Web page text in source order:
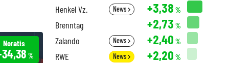
Noratis
%
Henkel Vz. News +3,38 %
Brenntag +2,73 %
Zalando News +2,40 %
RWE News +2,20 %